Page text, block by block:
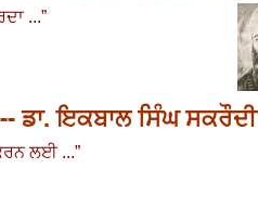
...”
ਡਾ. ਇਕਬਾਲ ਸਿੰਘ ਸਕਰੌਦੀ
ਲਈ ...”